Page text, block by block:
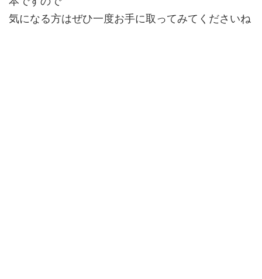
気になる方はぜひ一度お手に取ってみてくださいね